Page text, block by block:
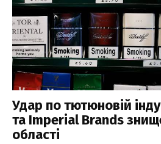
Удар по тютюновій
та Imperial Brands
області